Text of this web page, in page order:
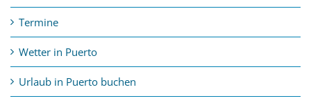
Termine
Wetter in Puerto
Urlaub in Puerto buchen